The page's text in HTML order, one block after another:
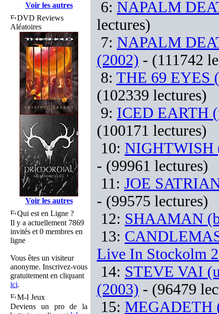
Voir les autres
DVD Reviews
Aléatoires
Voir les autres
Qui est en Ligne ?
Il y a actuellement 7869
invités et 0 membres en
ligne
Vous êtes un visiteur
anonyme. Inscrivez-vous
gratuitement en cliquant
ici.
M-I Jeux
Deviens un pro de la
6: NAPALM
lectures)
7: NAPALM
(2002) - (111742
8: THE 69 EYES
(102339 lectures)
9: ICED EARTH
(100171 lectures)
10: NIGHTWISH
- (99961 lectures)
11: JOE
- (99575 lectures)
12: SHAAMAN
13:
Live In Stockolm
14: STEVE VAI
(2003) - (96479
15: MEGADETH